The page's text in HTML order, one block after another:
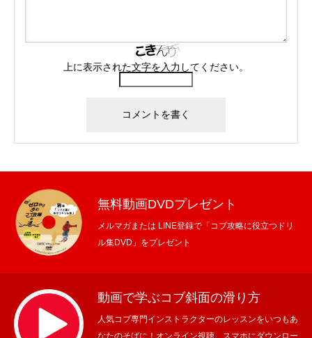
上に表示された文字を入力してください。
無料動画DVDプレゼント
メルマガまたは LINE登録で「コブ攻略に役立つドリ
ル集DVD」をプレゼント
動画で学ぶコブ斜面の滑り方
人気コブ専門インストラクターのレッスンをいつもあ
なたのそばに！オンライン視聴、スマホにダウンロー